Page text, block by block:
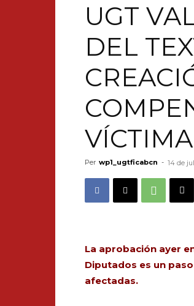
UGT
DEL
Per wp1_ugtficabcn - 14 de
La aprobación ayer
Diputados es un
afectadas.